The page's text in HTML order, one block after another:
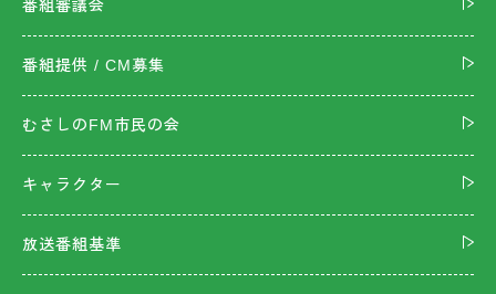
番組審議会
番組提供 / CM募集
むさしのFM市民の会
キャラクター
放送番組基準